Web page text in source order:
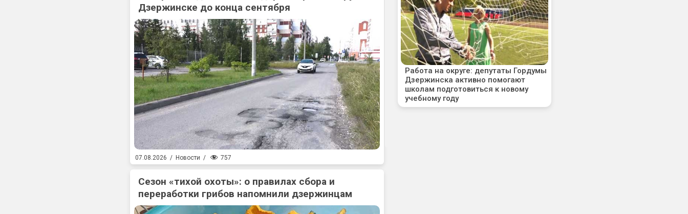
Дзержинске до конца сентября
07.08.2026 / Новости / 757
Сезон «тихой охоты»: о правилах сбора и
переработки грибов напомнили дзержинцам